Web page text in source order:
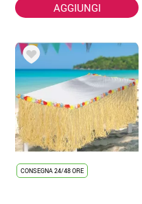
AGGIUNGI
CONSEGNA 24/48 ORE